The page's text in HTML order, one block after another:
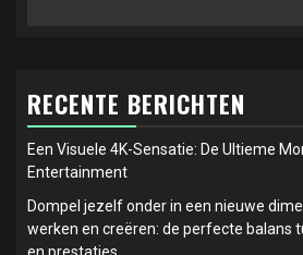
RECENTE BERICHTEN
Een Visuele 4K-Sensatie: De Ultieme
Entertainment
Dompel jezelf onder in een nieuwe
werken en creëren: de perfecte balans